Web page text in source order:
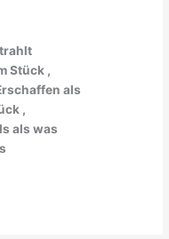
Stück ,
als
,
als was